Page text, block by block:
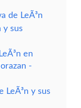
de LeÃ³n
y sus
en
-
LeÃ³n y sus